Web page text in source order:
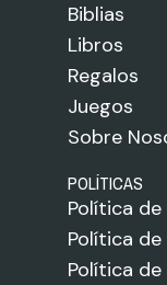
Biblias
Libros
Regalos
Juegos
Sobre
POLÍTICAS
Política de
Política
Política